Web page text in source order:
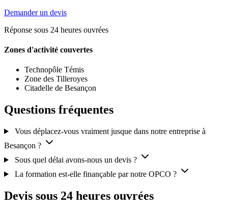
Demander un devis
Réponse sous 24 heures ouvrées
Zones d'activité couvertes
Technopôle Témis
Zone des Tilleroyes
Citadelle de Besançon
Questions fréquentes
Vous déplacez-vous vraiment jusque dans notre entreprise à
Besançon ?
Sous quel délai avons-nous un devis ?
La formation est-elle finançable par notre OPCO ?
Devis sous 24 heures ouvrées